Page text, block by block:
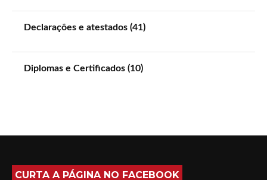
Declarações e atestados (41)
Diplomas e Certificados (10)
CURTA A PÁGINA NO FACEBOOK